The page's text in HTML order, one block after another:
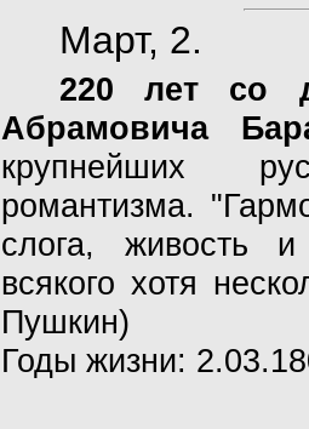
Март, 2.
220 лет со
Абрамовича
крупнейших
романтизма.
слога, живость
всякого хотя
Пушкин)
Годы жизни: